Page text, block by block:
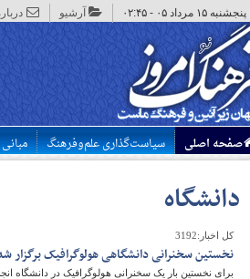
پنجشنبه ۱۵ مرداد ۰۵ - ۰۲:۴۵ آرشیو
صفحه اصلی سیاست‌گذاری علم‌وفرهنگ
دانشگاه
کل اخبار:3192
نخستین سخنرانی دانشگاهی هولوگرافیک برگزار
برای نخستین بار یک سخنرانی هولوگرافیک در دانشگاه